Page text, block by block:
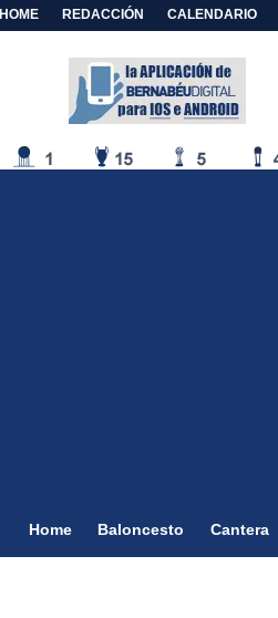
HOME REDACCIÓN CALENDARIO
Home Baloncesto Cantera